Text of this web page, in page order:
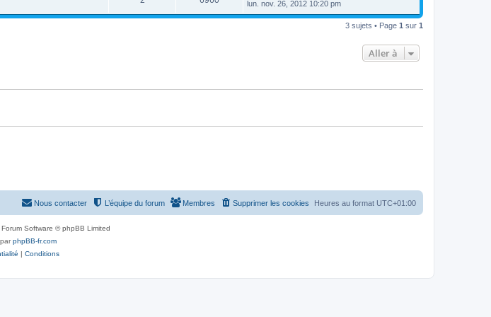
n
e
s
s
e
r
é
s
s
u
e
n
a
lun. nov. 26, 2012 10:20 pm
3 sujets • Page 1 sur 1
Aller à
Heures au format UTC+01:00
Supprimer les cookies
Membres
L’équipe du forum
Nous contacter
Software © phpBB Limited
phpBB-fr.com
| Conditions